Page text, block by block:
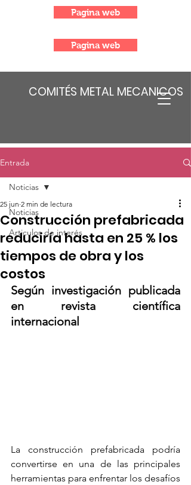
COMITÉS METAL MECANICOS
Pagina web
Pagina web
Entrada
Noticias
Articulos de interés
Noticias
Construcción prefabricada
reduciría hasta en 25 % los
tiempos de obra y los
costos
25 jun 2 min de lectura
Según investigación publicada
en revista científica
internacional
La construcción prefabricada podría
convertirse en una de las principales
herramientas para enfrentar los desafíos